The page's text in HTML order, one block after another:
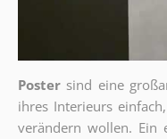
Poster sind eine
ihres Interieurs
verändern wollen. Ein